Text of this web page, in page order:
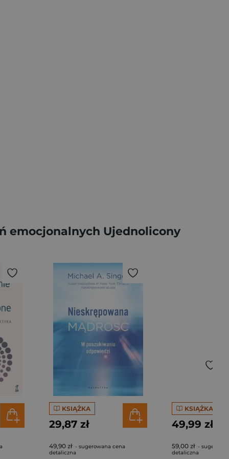
emocjonalnych Ujednolicony
KSIĄŻKA
29,87 zł
49,90 zł - sugerowana cena
detaliczna
KSIĄŻKA
49,99 zł
59,00 zł -
detaliczna